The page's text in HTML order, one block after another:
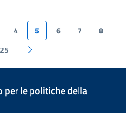
4 5 6 7
8
25
per le politiche della